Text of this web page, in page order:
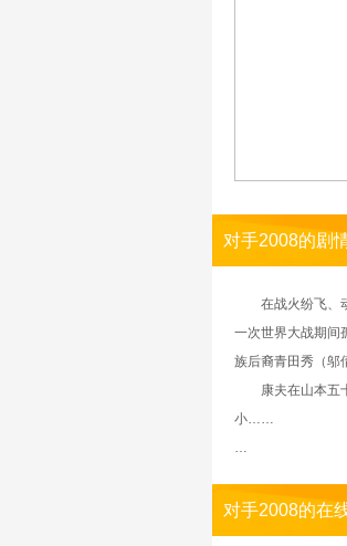
对手2008的剧
在战火纷飞、动
一次世界大战期间
族后裔青田秀（邬
康夫在山本五十
小……
…
对手2008的在